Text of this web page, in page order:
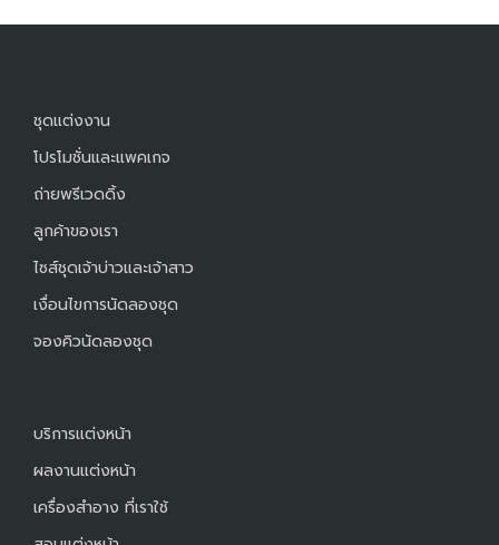
ชุดแต่งงาน
โปรโมชั่นและแพคเกจ
ถ่ายพรีเวดดิ้ง
ลูกค้าของเรา
ไซส์ชุดเจ้าบ่าวและเจ้าสาว
เงื่อนไขการนัดลองชุด
จองคิวนัดลองชุด
บริการแต่งหน้า
ผลงานแต่งหน้า
เครื่องสำอาง ที่เราใช้